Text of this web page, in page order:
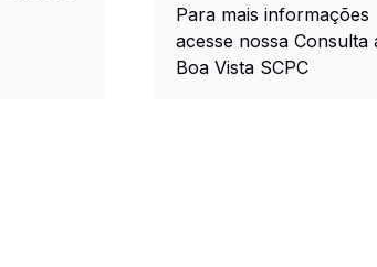
Para mais informações
acesse nossa Consulta
Boa Vista SCPC